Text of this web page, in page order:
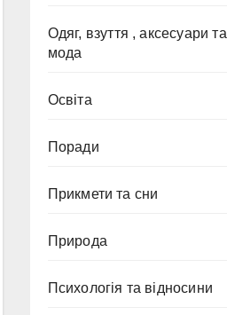
Одяг, взуття , аксесуари та
мода
Освіта
Поради
Прикмети та сни
Природа
Психологія та відносини